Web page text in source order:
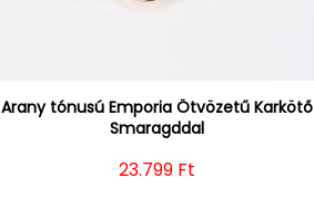
Arany tónusú Emporia Ötvözetű Karkötő
Smaragddal
Normál ár
23.799 Ft